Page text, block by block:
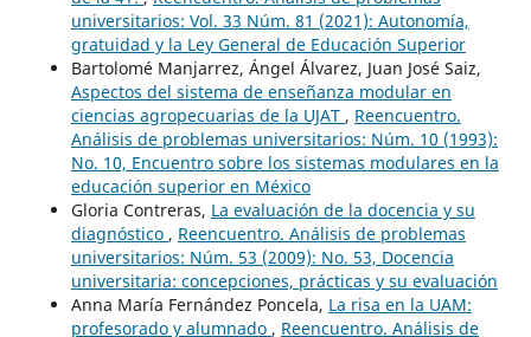
universitarios: Vol. 33 Núm. 81 (2021): Autonomía,
gratuidad y la Ley General de Educación Superior
Bartolomé Manjarrez, Ángel Álvarez, Juan José Saiz,
Aspectos del sistema de enseñanza modular en
ciencias agropecuarias de la UJAT , Reencuentro.
Análisis de problemas universitarios: Núm. 10 (1993):
No. 10, Encuentro sobre los sistemas modulares en la
educación superior en México
Gloria Contreras, La evaluación de la docencia y su
diagnóstico , Reencuentro. Análisis de problemas
universitarios: Núm. 53 (2009): No. 53, Docencia
universitaria: concepciones, prácticas y su evaluación
Anna María Fernández Poncela, La risa en la UAM:
profesorado y alumnado , Reencuentro. Análisis de